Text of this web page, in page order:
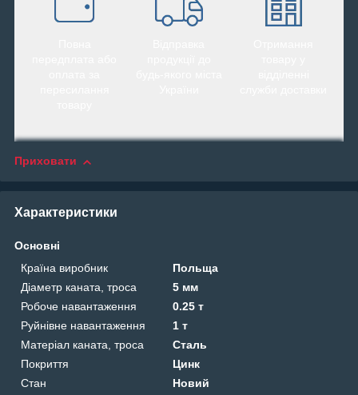
Приховати
Характеристики
Основні
Країна виробник
Польща
Діаметр каната, троса
5 мм
Робоче навантаження
0.25 т
Руйнівне навантаження
1 т
Матеріал каната, троса
Сталь
Покриття
Цинк
Стан
Новий